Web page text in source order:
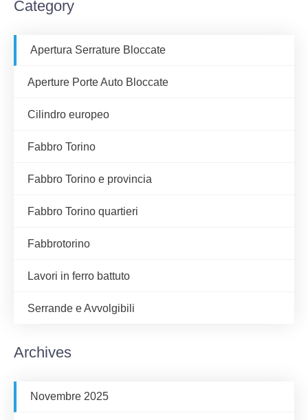
Category
Apertura Serrature Bloccate
Aperture Porte Auto Bloccate
Cilindro europeo
Fabbro Torino
Fabbro Torino e provincia
Fabbro Torino quartieri
Fabbrotorino
Lavori in ferro battuto
Serrande e Avvolgibili
Archives
Novembre 2025